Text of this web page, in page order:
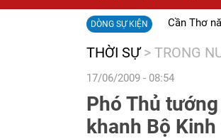
DÒNG SỰ KIỆN Cần Thơ
THỜI SỰ > TRONG
17/06/2009 - 08:54
Phó Thủ
khanh Bộ Kinh